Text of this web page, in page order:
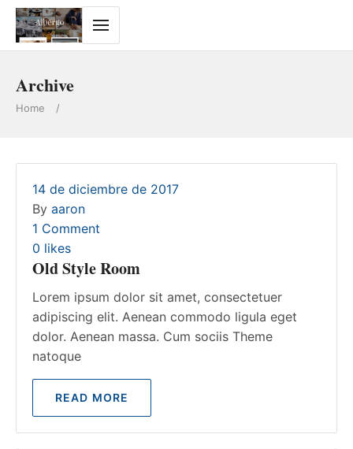
Archive
Home /
14 de diciembre de 2017
By aaron
1 Comment
0 likes
Old Style Room
Lorem ipsum dolor sit amet, consectetuer
adipiscing elit. Aenean commodo ligula eget
dolor. Aenean massa. Cum sociis Theme
natoque
READ MORE